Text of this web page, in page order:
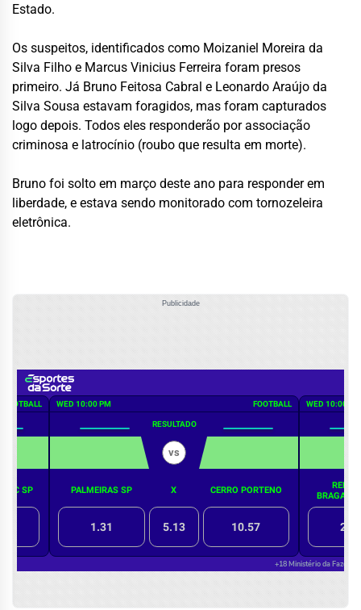
Estado.
Os suspeitos, identificados como Moizaniel Moreira da
Silva Filho e Marcus Vinicius Ferreira foram presos
primeiro. Já Bruno Feitosa Cabral e Leonardo Araújo da
Silva Sousa estavam foragidos, mas foram capturados
logo depois. Todos eles responderão por associação
criminosa e latrocínio (roubo que resulta em morte).
Bruno foi solto em março deste ano para responder em
liberdade, e estava sendo monitorado com tornozeleira
eletrônica.
Publicidade